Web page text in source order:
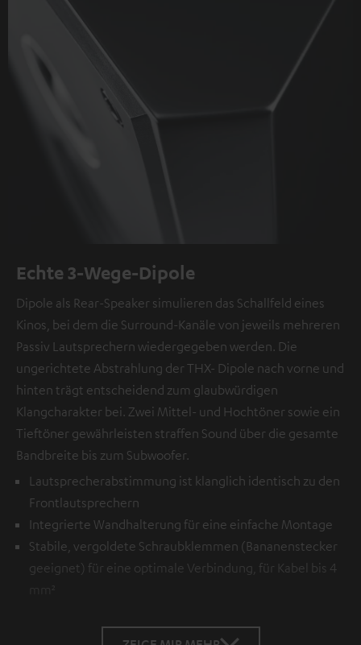
Echte 3-Wege-Dipole
Dipole als Rear-Speaker simulieren das Schallfeld eines
Kinos, bei dem die Surround-Kanäle von jeweils mehreren
Passiv Lautsprechern wiedergegeben werden. Die
ungerichtete Abstrahlung der THX- Dipole nach vorne und
hinten trägt entscheidend zum glaubwürdigen
Klangcharakter bei. Zwei Mittel- und Hochtöner sowie ein
Tieftöner gewährleisten straffen Sound über die gesamte
Bandbreite bis zum Subwoofer.
Lautsprecherabstimmung ist klanglich identisch zu den
Frontlautsprechern
Integrierte Wandhalterung für eine einfache Montage
Stabile, vergoldete Schraubklemmen (Bananenstecker
geeignet) für eine optimale Verbindung, für Kabel bis 4